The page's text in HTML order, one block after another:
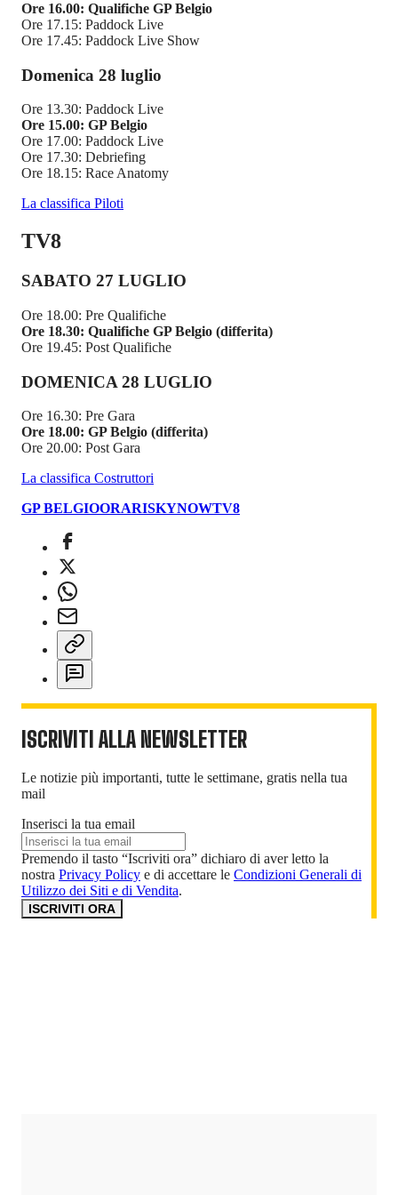
Ore 16.00: Qualifiche GP Belgio
Ore 17.15: Paddock Live
Ore 17.45: Paddock Live Show
Domenica 28 luglio
Ore 13.30: Paddock Live
Ore 15.00: GP Belgio
Ore 17.00: Paddock Live
Ore 17.30: Debriefing
Ore 18.15: Race Anatomy
La classifica Piloti
TV8
SABATO 27 LUGLIO
Ore 18.00: Pre Qualifiche
Ore 18.30: Qualifiche GP Belgio (differita)
Ore 19.45: Post Qualifiche
DOMENICA 28 LUGLIO
Ore 16.30: Pre Gara
Ore 18.00: GP Belgio (differita)
Ore 20.00: Post Gara
La classifica Costruttori
GP BELGIOORARISKYNOWTV8
ISCRIVITI ALLA NEWSLETTER
Le notizie più importanti, tutte le settimane, gratis nella tua
mail
Inserisci la tua email
Premendo il tasto “Iscriviti ora” dichiaro di aver letto la
nostra Privacy Policy e di accettare le Condizioni Generali di
Utilizzo dei Siti e di Vendita.
ISCRIVITI ORA